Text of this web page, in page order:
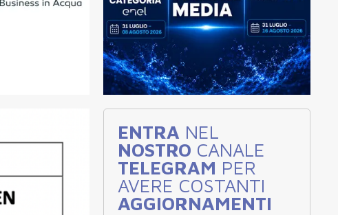
ENTRA NEL
NOSTRO CANALE
TELEGRAM PER
AVERE COSTANTI
AGGIORNAMENTI